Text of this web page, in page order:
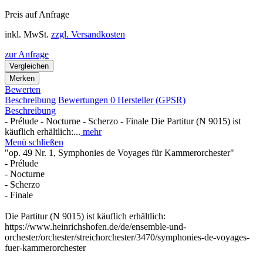
Preis auf Anfrage
inkl. MwSt. zzgl. Versandkosten
zur Anfrage
Vergleichen
Merken
Bewerten
Beschreibung Bewertungen 0 Hersteller (GPSR)
Beschreibung
- Prélude - Nocturne - Scherzo - Finale Die Partitur (N 9015) ist
käuflich erhältlich:... mehr
Menü schließen
"op. 49 Nr. 1, Symphonies de Voyages für Kammerorchester"
- Prélude
- Nocturne
- Scherzo
- Finale
Die Partitur (N 9015) ist käuflich erhältlich:
https://www.heinrichshofen.de/de/ensemble-und-
orchester/orchester/streichorchester/3470/symphonies-de-voyages-
fuer-kammerorchester